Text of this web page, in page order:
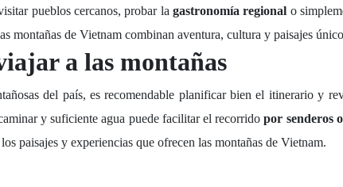
pueblos cercanos, probar la gastronomía regional o
montañas de Vietnam combinan aventura, cultura y paisajes
a las montañas
del país, es recomendable planificar bien el itinerario y
y suficiente agua puede facilitar el recorridopor senderos
paisajes y experiencias que ofrecen las montañas de Vietnam.